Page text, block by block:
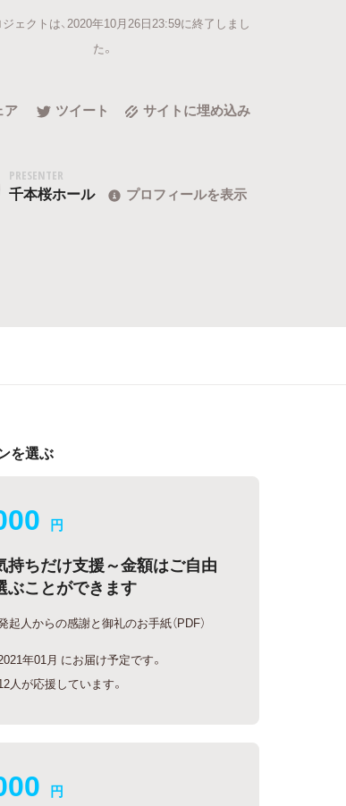
ェクトは、2020年10月26日23:59に終了しまし
た。
ア ツイート サイトに埋め込み
PRESENTER
千本桜ホール プロフィールを表示
を選ぶ
円
持ちだけ支援～金額はご自由
ぶことができます
起人からの感謝と御礼のお手紙（PDF）
年01月 にお届け予定です。
人が応援しています。
円